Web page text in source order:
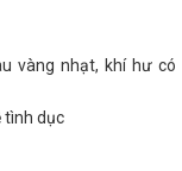
vàng nhạt, khí hư có
tình dục